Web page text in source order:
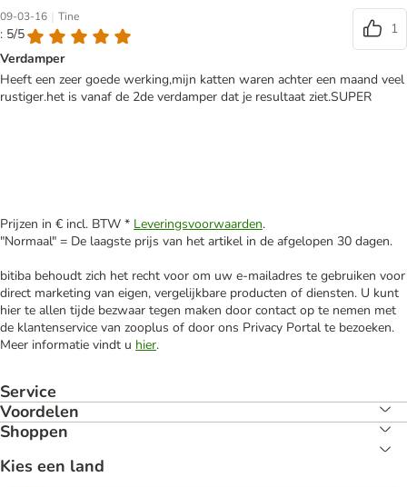
09-03-16 | Tine
: 5/5
1
Verdamper
Heeft een zeer goede werking,mijn katten waren achter een maand veel
rustiger.het is vanaf de 2de verdamper dat je resultaat ziet.SUPER
Prijzen in € incl. BTW * Leveringsvoorwaarden.
"Normaal" = De laagste prijs van het artikel in de afgelopen 30 dagen.
bitiba behoudt zich het recht voor om uw e-mailadres te gebruiken voor
direct marketing van eigen, vergelijkbare producten of diensten. U kunt
hier te allen tijde bezwaar tegen maken door contact op te nemen met
de klantenservice van zooplus of door ons Privacy Portal te bezoeken.
Meer informatie vindt u hier.
Service
Voordelen
Shoppen
Kies een land